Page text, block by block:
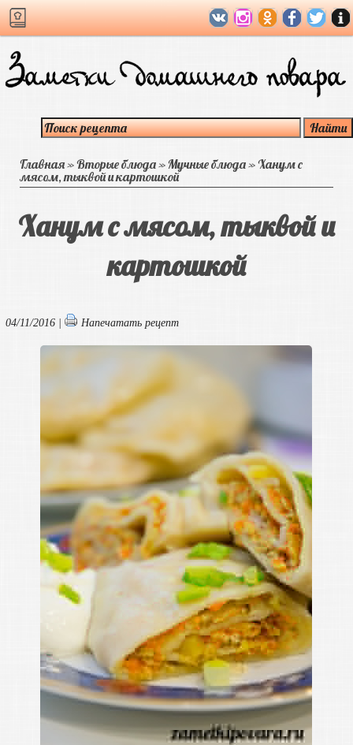
Главная»Вторые блюда»Мучные блюда»Ханум с
мясом, тыквой и картошкой
Ханум с мясом, тыквой и
картошкой
04/11/2016 | Напечатать рецепт